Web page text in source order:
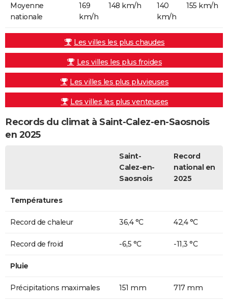
Moyenne
nationale
169
km/h
148 km/h
140
km/h
155 km/h
Les villes les plus chaudes
Les villes les plus froides
Les villes les plus pluvieuses
Les villes les plus venteuses
Records du climat à Saint-Calez-en-Saosnois
en 2025
Saint-
Calez-en-
Saosnois
Record
national en
2025
Températures
Record de chaleur 36,4 °C 42,4 °C
Record de froid -6,5 °C -11,3 °C
Pluie
Précipitations maximales 151 mm 717 mm